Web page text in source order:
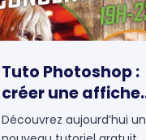
Tuto Photoshop :
créer une affiche
de concert pour la
St Patrick
Découvrez aujourd’hui un